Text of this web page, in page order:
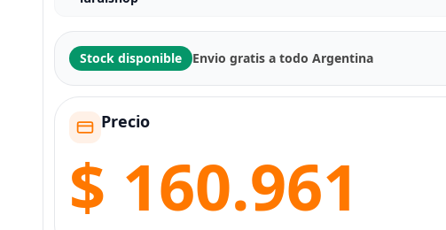
Stock disponible Envio gratis a todo Argentina
Precio
$ 160.961